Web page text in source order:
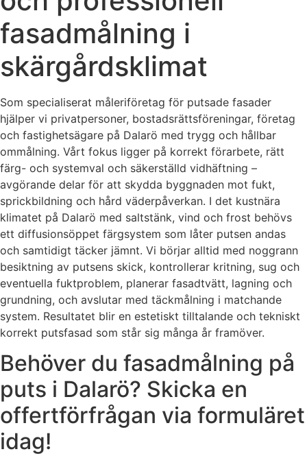
fasadmålning i
skärgårdsklimat
Som specialiserat måleriföretag för putsade fasader
hjälper vi privatpersoner, bostadsrättsföreningar, företag
och fastighetsägare på Dalarö med trygg och hållbar
ommålning. Vårt fokus ligger på korrekt förarbete, rätt
färg- och systemval och säkerställd vidhäftning –
avgörande delar för att skydda byggnaden mot fukt,
sprickbildning och hård väderpåverkan. I det kustnära
klimatet på Dalarö med saltstänk, vind och frost behövs
ett diffusionsöppet färgsystem som låter putsen andas
och samtidigt täcker jämnt. Vi börjar alltid med noggrann
besiktning av putsens skick, kontrollerar kritning, sug och
eventuella fuktproblem, planerar fasadtvätt, lagning och
grundning, och avslutar med täckmålning i matchande
system. Resultatet blir en estetiskt tilltalande och tekniskt
korrekt putsfasad som står sig många år framöver.
Behöver du fasadmålning på
puts i Dalarö? Skicka en
offertförfrågan via formuläret
idag!